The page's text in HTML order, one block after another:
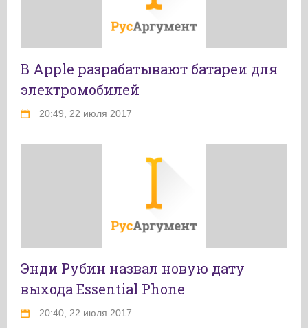
В Apple разрабатывают батареи для
электромобилей
20:49, 22 июля 2017
Энди Рубин назвал новую дату
выхода Essential Phone
20:40, 22 июля 2017